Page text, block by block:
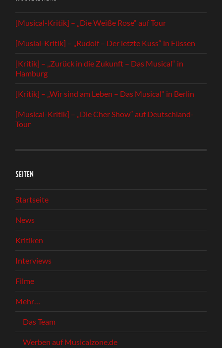
[Musical-Kritik] – „Die Weiße Rose“ auf Tour
[Musial-Kritik] – „Rudolf – Der letzte Kuss“ in Füssen
[Kritik] – „Zurück in die Zukunft – Das Musical“ in
Hamburg
[Kritik] – „Wir sind am Leben – Das Musical“ in Berlin
[Musical-Kritik] – „Die Cher Show“ auf Deutschland-
Tour
SEITEN
Startseite
News
Kritiken
Interviews
Filme
Mehr…
Das Team
Werben auf Musicalzone.de